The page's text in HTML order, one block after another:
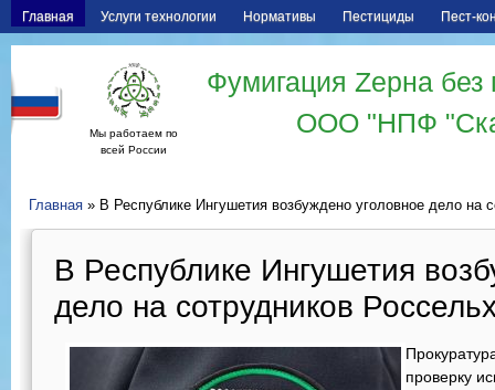
Главная Услуги технологии Нормативы Пестициды Пест-
Мы работаем по
всей России
Фумигация Zерна
ООО "НПФ
Главная » В Республике Ингушетия возбуждено уголовное дело на
В Республике Ингушетия
дело на сотрудников
проверку